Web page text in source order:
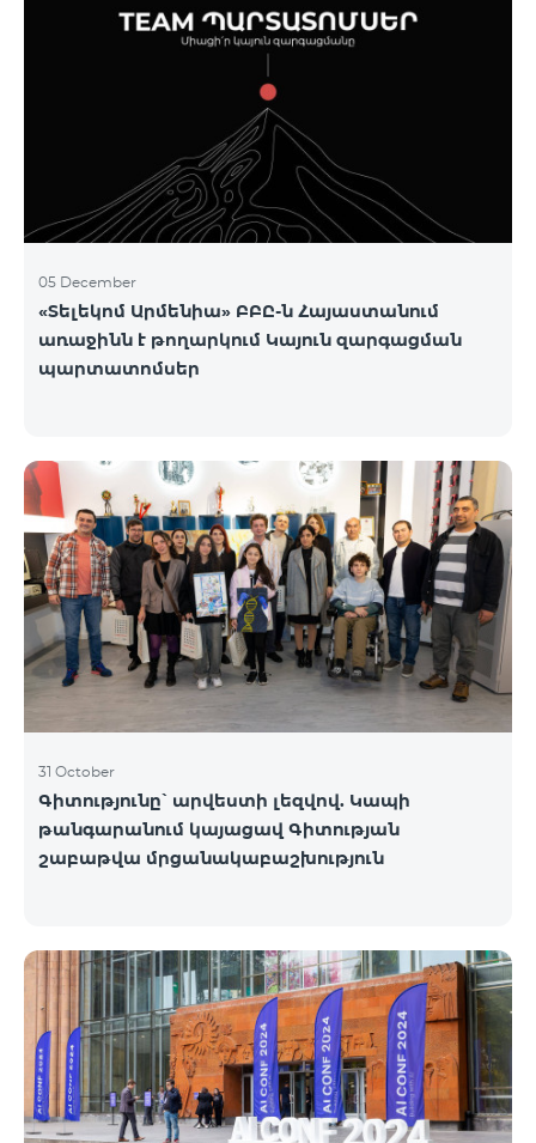
05 December
«Տելեկոմ Արմենիա» ԲԲԸ-ն Հայաստանում
առաջինն է թողարկում Կայուն զարգացման
պարտատոմսեր
31 October
Գիտությունը՝ արվեստի լեզվով. Կապի
թանգարանում կայացավ Գիտության
շաբաթվա մրցանակաբաշխություն